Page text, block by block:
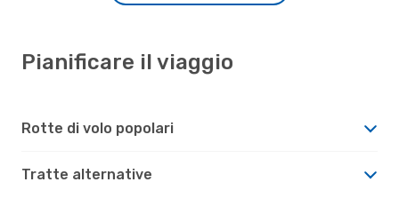
Pianificare il viaggio
Rotte di volo popolari
Tratte alternative